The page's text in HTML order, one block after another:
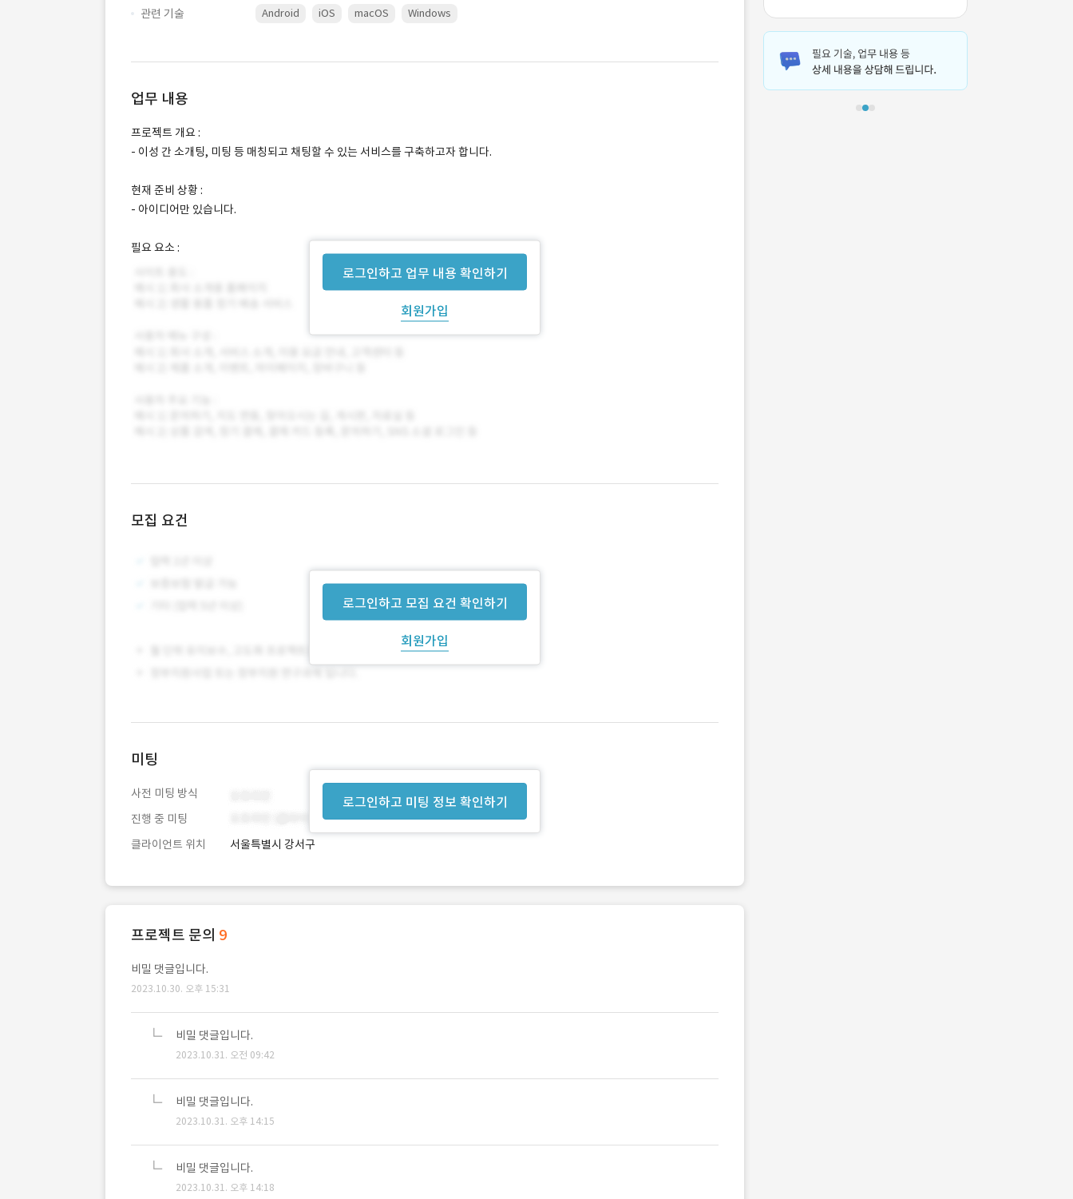
관련 기술
Android iOS macOS Windows
업무 내용
로그인하고 업무 내용 확인하기
회원가입
프로젝트 개요 :
- 이성 간 소개팅, 미팅 등 매칭되고 채팅할 수 있는 서비스를 구축하고자 합니다.
현재 준비 상황 :
- 아이디어만 있습니다.
필요 요소 :
모집 요건
로그인하고 모집 요건 확인하기
회원가입
로그인하고 미팅 정보 확인하기
미팅
사전 미팅 방식
진행 중 미팅
클라이언트 위치
서울특별시 강서구
프로젝트 문의 9
비밀 댓글입니다.
2023.10.30. 오후 15:31
비밀 댓글입니다.
2023.10.31. 오전 09:42
비밀 댓글입니다.
2023.10.31. 오후 14:15
비밀 댓글입니다.
2023.10.31. 오후 14:18